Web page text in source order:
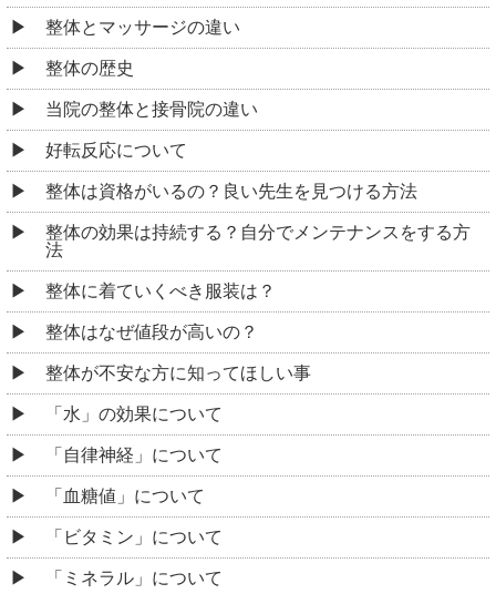
整体とマッサージの違い
整体の歴史
当院の整体と接骨院の違い
好転反応について
整体は資格がいるの？良い先生を見つける方法
整体の効果は持続する？自分でメンテナンスをする方
法
整体に着ていくべき服装は？
整体はなぜ値段が高いの？
整体が不安な方に知ってほしい事
「水」の効果について
「自律神経」について
「血糖値」について
「ビタミン」について
「ミネラル」について